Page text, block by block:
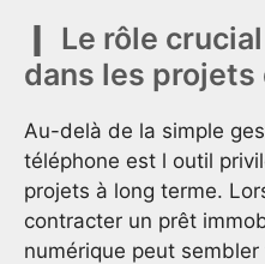
Le rôle
dans les projets
Au-delà de la simple
téléphone est l outil
projets à long terme.
contracter un prêt
numérique peut